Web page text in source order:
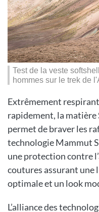
Test de la veste
hommes sur le trek de
Extrêmement
rapidement, la
permet de braver les
technologie Mammut
une protection contre
coutures assurant une
optimale et un look
L’alliance des